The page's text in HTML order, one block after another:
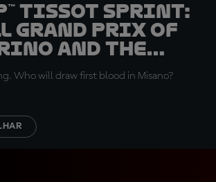
Tissot Sprint:
Grand Prix of
and the
Riviera
Who will draw first blood in Misano?